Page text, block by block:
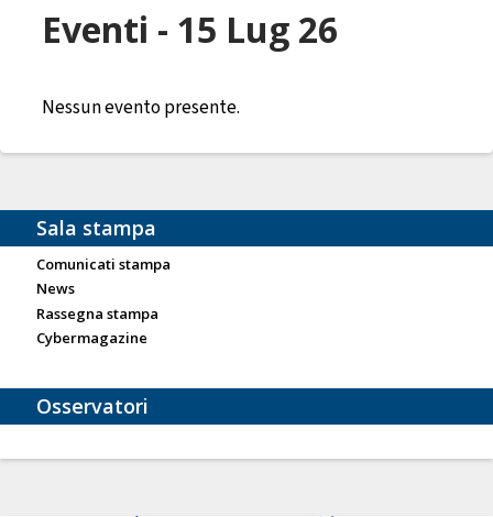
Eventi - 15 Lug 26
Nessun evento presente.
Sala stampa
Comunicati stampa
News
Rassegna stampa
Cybermagazine
Osservatori